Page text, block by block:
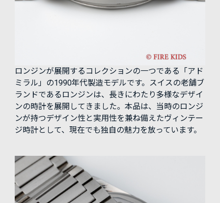
ロンジンが展開するコレクションの一つである「アド
ミラル」の1990年代製造モデルです。スイスの老舗ブ
ランドであるロンジンは、長きにわたり多様なデザイ
ンの時計を展開してきました。本品は、当時のロンジ
ンが持つデザイン性と実用性を兼ね備えたヴィンテー
ジ時計として、現在でも独自の魅力を放っています。